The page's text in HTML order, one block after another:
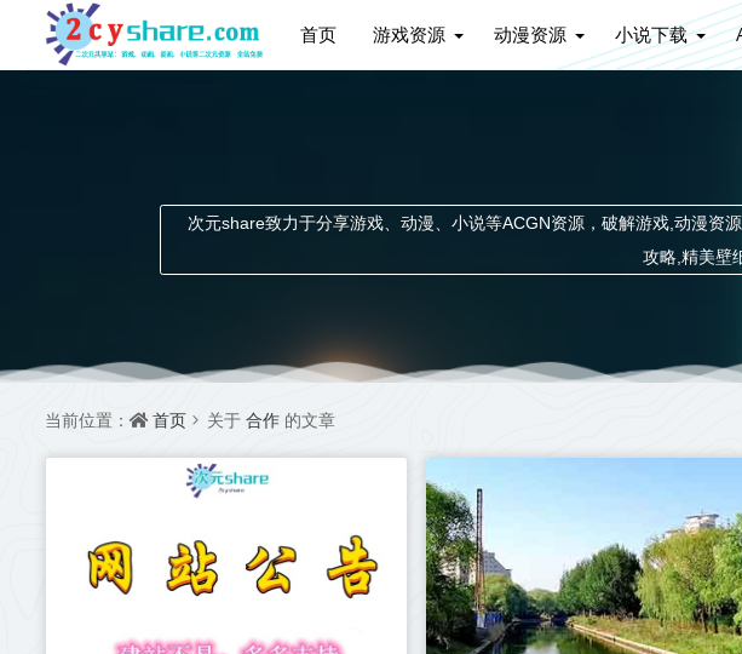
首页 游戏资源 动漫资源 小说下载
次元share致力于分享游戏、动漫、小说等ACGN资源，破解游戏,动漫资
攻略,精美壁
当前位置： 首页 关于 合作 的文章